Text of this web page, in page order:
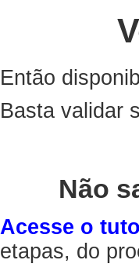
Então
Basta validar
Não
Acesse o
etapas, do